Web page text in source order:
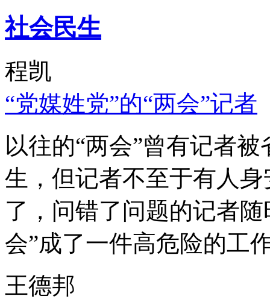
社会民生
程凯
“党媒姓党”的“两会”记者
以往的“两会”曾有记者
生，但记者不至于有人
了，问错了问题的记者
会”成了一件高危险的工
王德邦